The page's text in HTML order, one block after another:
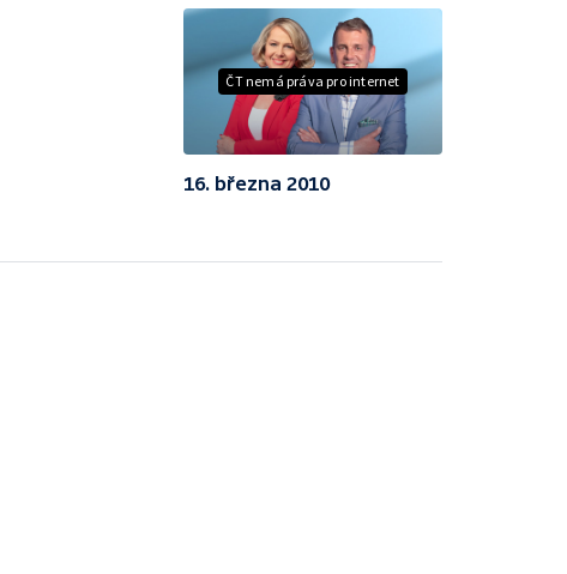
ČT nemá práva pro internet
16. března 2010